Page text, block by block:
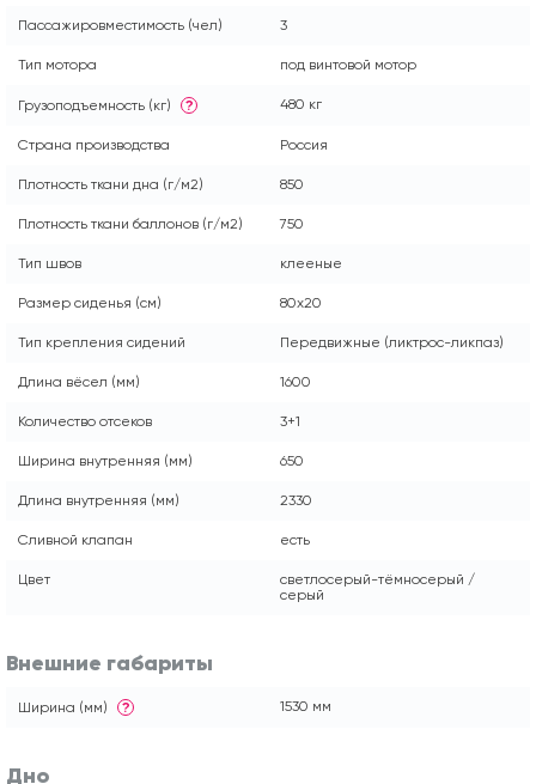
Пассажировместимость (чел) 3
Тип мотора под винтовой мотор
Грузоподъемность (кг) ? 480 кг
Страна производства Россия
Плотность ткани дна (г/м2) 850
Плотность ткани баллонов (г/м2) 750
Тип швов клееные
Размер сиденья (см) 80x20
Тип крепления сидений Передвижные (ликтрос-ликпаз)
Длина вёсел (мм) 1600
Количество отсеков 3+1
Ширина внутренняя (мм) 650
Длина внутренняя (мм) 2330
Сливной клапан есть
Цвет
светлосерый-тёмносерый /
серый
Внешние габариты
Ширина (мм) ? 1530 мм
Дно